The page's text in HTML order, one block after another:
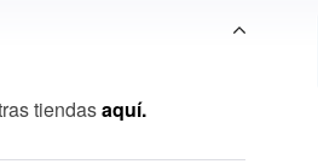
tiendasaquí.